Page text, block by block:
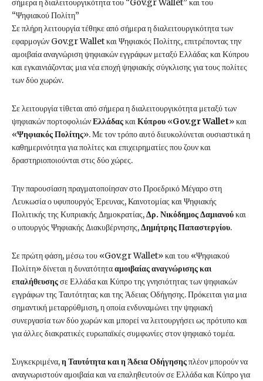
Σε πλήρη λειτουργία τέθηκε από σήμερα η διαλειτουργικότητα των
εφαρμογών Gov.gr Wallet και Ψηφιακός Πολίτης, επιτρέποντας την
αμοιβαία αναγνώριση ψηφιακών εγγράφων μεταξύ Ελλάδας και Κύπρου
και εγκαινιάζοντας μια νέα εποχή ψηφιακής σύγκλισης για τους πολίτες
των δύο χωρών.
Σε λειτουργία τίθεται από σήμερα η διαλειτουργικότητα μεταξύ των
ψηφιακών πορτοφολιώνΕλλάδαςκαι Κύπρου «Gov.gr Wallet» και
«Ψηφιακός Πολίτης». Με τον τρόπο αυτό διευκολύνεται ουσιαστικά η
καθημερινότητα για πολίτες και επιχειρηματίες που ζουν και
δραστηριοποιούνται στις δύο χώρες.
Την παρουσίαση πραγματοποίησαν στο Προεδρικό Μέγαρο στη
Λευκωσία ο υφυπουργός Έρευνας, Καινοτομίας και Ψηφιακής
Πολιτικής της Κυπριακής Δημοκρατίας,Δρ. Νικόδημος Δαμιανούκαι
ο υπουργός Ψηφιακής Διακυβέρνησης,Δημήτρης Παπαστεργίου.
Σε πρώτη φάση, μέσω του «Gov.gr Wallet» και του «Ψηφιακού
Πολίτη» δίνεται η δυνατότητααμοιβαίας αναγνώρισης και
επαλήθευσηςσε Ελλάδα και Κύπρο της γνησιότητας των ψηφιακών
εγγράφων της Ταυτότητας και της Άδειας Οδήγησης. Πρόκειται για μια
σημαντική μεταρρύθμιση, η οποία ενδυναμώνει την ψηφιακή
συνεργασία των δύο χωρών και μπορεί να λειτουργήσει ως πρότυπο και
για άλλες διακρατικές ευρωπαϊκές συμφωνίες στον ψηφιακό τομέα.
Συγκεκριμένα,η Ταυτότητα και η Άδεια Οδήγησηςπλέον μπορούν να
αναγνωριστούν αμοιβαία και να επαληθευτούν σε Ελλάδα και Κύπρο για